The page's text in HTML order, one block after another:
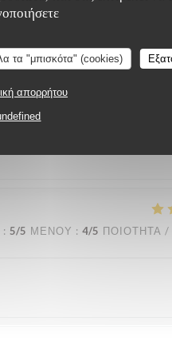
τα "μπισκότα" (cookies)
απορρήτου
avec plaisir !
: 4 /5 ΜΕΝΟΎ
: 5/5 ΜΕΝΟΎ : 4/5 ΠΟΙΌΤΗΤΑ /